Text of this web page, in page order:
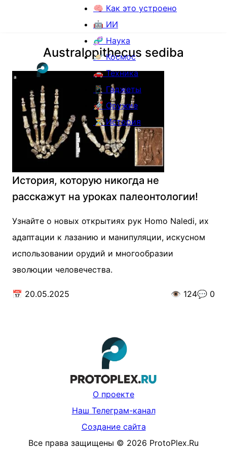
🧠 Как это устроено
🤖 ИИ
🧬 Наука
🪐 Космос
🚗 Техника
📱 Гаджеты
🚀 Оружие
⏳ История
Australopithecus sediba
История, которую никогда не
расскажут на уроках палеонтологии!
Узнайте о новых открытиях рук Homo Naledi, их
адаптации к лазанию и манипуляции, искусном
использовании орудий и многообразии
эволюции человечества.
📅 20.05.2025 👁️ 124💬 0
О проекте
Наш Телеграм-канал
Создание сайта
Все права защищены © 2026 ProtoPlex.Ru